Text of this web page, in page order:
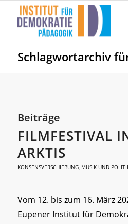
Schlagwortarchiv
Beiträge
FILMFESTIVAL
ARKTIS
KONSENSVERSCHIEBUNG, MUSIK UND
Vom 12. bis zum 16. März
Eupener Institut für